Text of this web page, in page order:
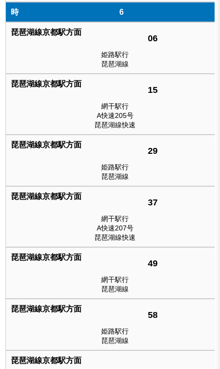
6
06
姫路駅行
琵琶湖線
15
網干駅行
A快速205号
琵琶湖線快速
29
姫路駅行
琵琶湖線
37
網干駅行
A快速207号
琵琶湖線快速
49
網干駅行
琵琶湖線
58
姫路駅行
琵琶湖線